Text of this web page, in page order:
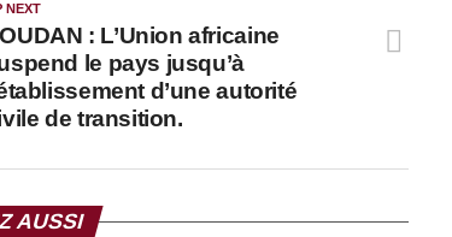
NEXT
: L’Union africaine
le pays jusqu’à
d’une autorité
de transition.
AUSSI